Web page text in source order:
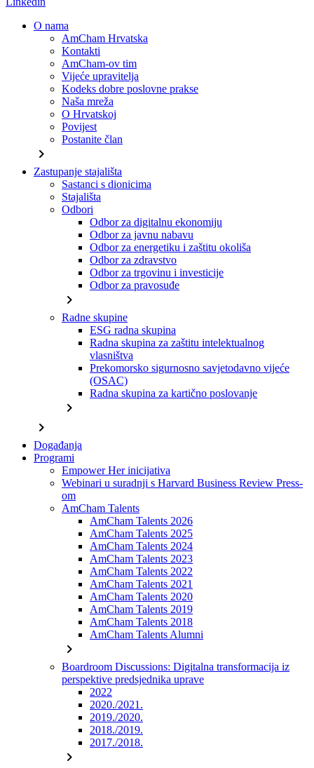
O nama
AmCham Hrvatska
Kontakti
AmCham-ov tim
Vijeće upravitelja
Kodeks dobre poslovne prakse
Naša mreža
O Hrvatskoj
Povijest
Postanite član
chevron_right
Zastupanje stajališta
Sastanci s dionicima
Stajališta
Odbori
Odbor za digitalnu ekonomiju
Odbor za javnu nabavu
Odbor za energetiku i zaštitu okoliša
Odbor za zdravstvo
Odbor za trgovinu i investicije
Odbor za pravosuđe
chevron_right
Radne skupine
ESG radna skupina
Radna skupina za zaštitu intelektualnog
vlasništva
Prekomorsko sigurnosno savjetodavno vijeće
(OSAC)
Radna skupina za kartično poslovanje
chevron_right
chevron_right
Događanja
Programi
Empower Her inicijativa
Webinari u suradnji s Harvard Business Review Press-
om
AmCham Talents
AmCham Talents 2026
AmCham Talents 2025
AmCham Talents 2024
AmCham Talents 2023
AmCham Talents 2022
AmCham Talents 2021
AmCham Talents 2020
AmCham Talents 2019
AmCham Talents 2018
AmCham Talents Alumni
chevron_right
Boardroom Discussions: Digitalna transformacija iz
perspektive predsjednika uprave
2022
2020./2021.
2019./2020.
2018./2019.
2017./2018.
chevron_right